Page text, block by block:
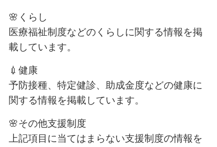
🌸くらし
医療福祉制度などのくらしに関する情報を掲
載しています。
💉健康
予防接種、特定健診、助成金度などの健康に
関する情報を掲載しています。
🌸その他支援制度
上記項目に当てはまらない支援制度の情報を